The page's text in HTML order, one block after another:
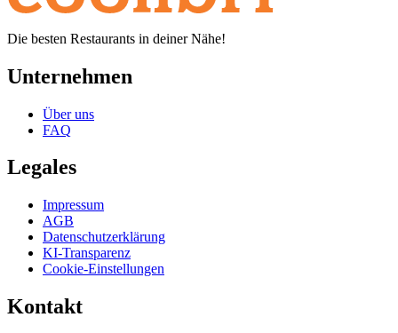
Die besten Restaurants in deiner Nähe!
Unternehmen
Über uns
FAQ
Legales
Impressum
AGB
Datenschutzerklärung
KI-Transparenz
Cookie-Einstellungen
Kontakt